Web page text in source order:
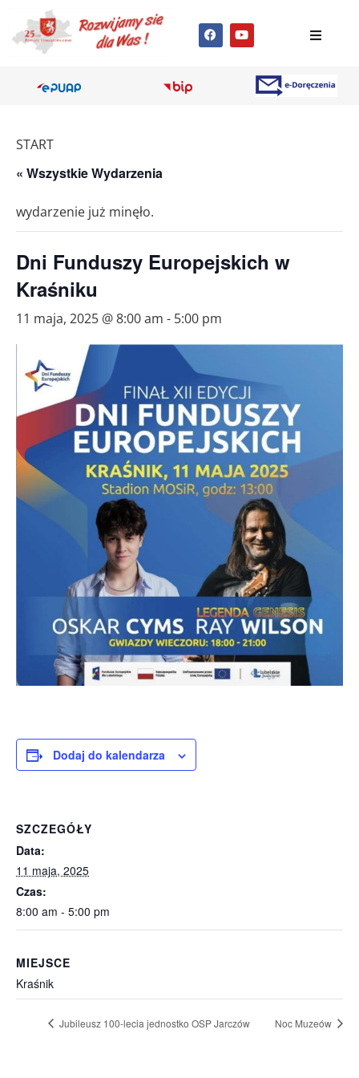
START
« Wszystkie Wydarzenia
wydarzenie już minęło.
Dni Funduszy Europejskich w
Kraśniku
11 maja, 2025 @ 8:00 am - 5:00 pm
Dodaj do kalendarza
SZCZEGÓŁY
Data:
11 maja, 2025
Czas:
8:00 am - 5:00 pm
MIEJSCE
Kraśnik
Jubileusz 100-lecia jednostko OSP Jarczów Noc Muzeów